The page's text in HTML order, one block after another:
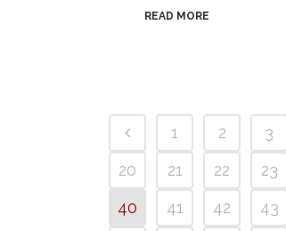
READ MORE
1 2 3
20
21 22 23
40
41 42 43